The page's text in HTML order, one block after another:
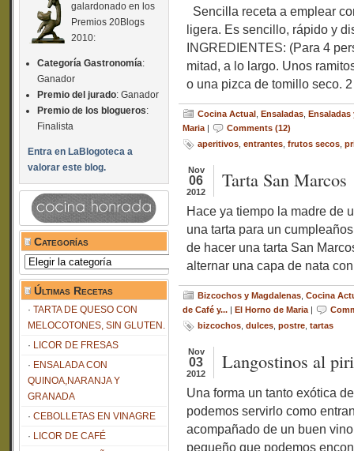
galardonado en los
Premios 20Blogs
2010:
Categoría Gastronomía:
Ganador
Premio del jurado: Ganador
Premio de los blogueros:
Finalista
Entra en LaBlogoteca a
valorar este blog.
Categorías
Categorías
Últimas Recetas
TARTA DE QUESO CON
MELOCOTONES, SIN GLUTEN.
LICOR DE FRESAS
ENSALADA CON
QUINOA,NARANJA Y
GRANADA
CEBOLLETAS EN VINAGRE
LICOR DE CAFÉ
Sencilla receta a emplear
ligera. Es sencillo, rápido y
INGREDIENTES: (Para 4
mitad, a lo largo. Unos
o una pizca de tomillo seco.
Cocina Actual Ensaladas Ensaladas
Maria |
Comments (12)
aperitivos entrantes frutos secos
Nov
06
2012
Tarta San Marcos
Hace ya tiempo la madre de
una tarta para un
de hacer una tarta San
alternar una capa de nata
Bizcochos y Magdalenas Cocina
de Café y... | El Horno de Maria |
bizcochos dulces postre tartas
Nov
03
2012
Langostinos al
Una forma un tanto exótica
podemos servirlo como
acompañado de un buen
pequeño que podemos